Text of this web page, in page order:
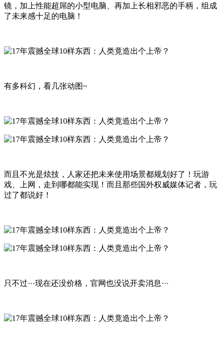
镜，加上性能超屌的小型电脑、再加上长相邪恶的手柄，组成
了未来感十足的电脑！
有多科幻，看几张动图~
而且不光是炫技，人家还把未来使用场景都规划好了！玩游
戏、上网，走到哪都能实现！而且那些国外权威媒体记者，玩
过了都说好！
只不过···现在还没价格，官网也没说开卖消息···